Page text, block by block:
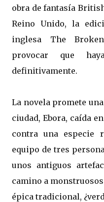
obra de fantasía
Reino Unido, la
inglesa The
provocar que
definitivamente.
La novela promete
ciudad, Ebora, caída
contra una especie
equipo de tres
unos antiguos
camino a
épica tradicional,